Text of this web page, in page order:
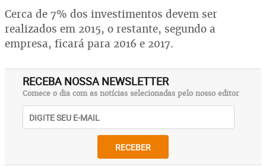
Cerca de 7% dos investimentos devem ser
realizados em 2015, o restante, segundo a
empresa, ficará para 2016 e 2017.
RECEBA NOSSA NEWSLETTER
Comece o dia com as notícias selecionadas pelo nosso editor
RECEBER